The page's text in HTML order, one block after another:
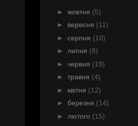
► жовтня (5)
► вересня (11)
► серпня (10)
► липня (8)
► червня (19)
► травня (4)
► квітня (12)
► березня (14)
► лютого (15)